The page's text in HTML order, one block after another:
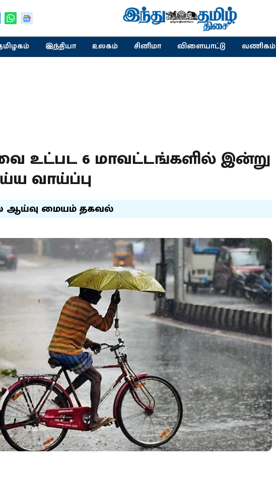
இந்தியா உலகம் சினிமா விளையாட்டு வணிகம்
உட்பட 6 மாவட்டங்களில் இன்று
வாய்ப்பு
மையம் தகவல்